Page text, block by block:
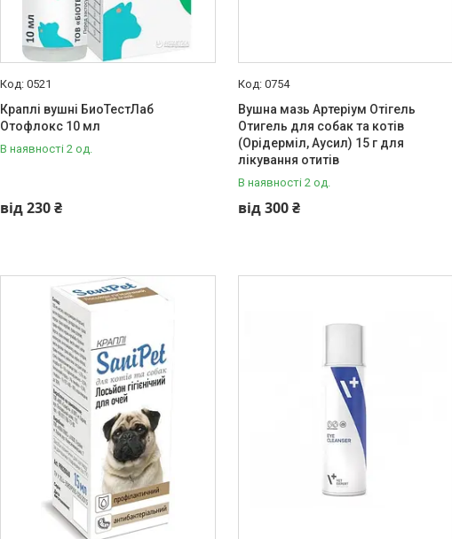
0521
Краплі вушні БиоТестЛаб
Отофлокс 10 мл
В наявності 2 од.
від 230 ₴
0754
Вушна мазь Артеріум Отігель
Отигель для собак та котів
(Орідерміл, Аусил) 15 г для
лікування отитів
В наявності 2 од.
від 300 ₴